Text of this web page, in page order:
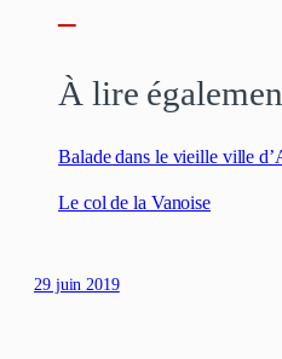
–
À lire
Balade dans le vieille ville
Le col de la Vanoise
29 juin 2019